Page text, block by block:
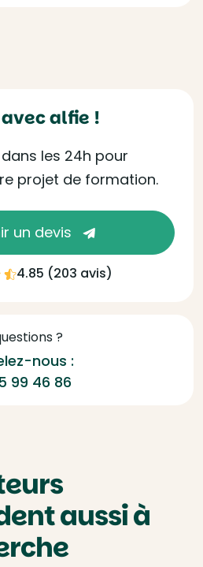
alfie !
les 24h pour
projet de formation.
un devis
4.85 (203 avis)
?
nous :
99 46 86
aussi à